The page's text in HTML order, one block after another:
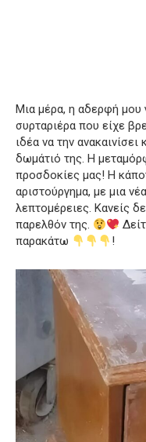
Μια μέρα, η αδερφή μου
συρταριέρα που είχε
ιδέα να την
δωμάτιό της. Η
προσδοκίες μας! Η
αριστούργημα, με μια
λεπτομέρειες. Κανείς
παρελθόν της.
παρακάτω
!